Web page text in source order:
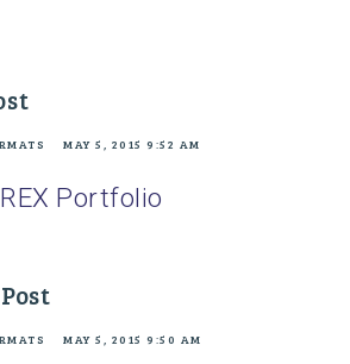
MAY 5, 2015 9:52 AM
Portfolio
MAY 5, 2015 9:50 AM